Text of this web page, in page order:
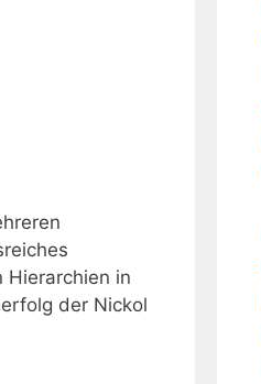
in
der Nickol